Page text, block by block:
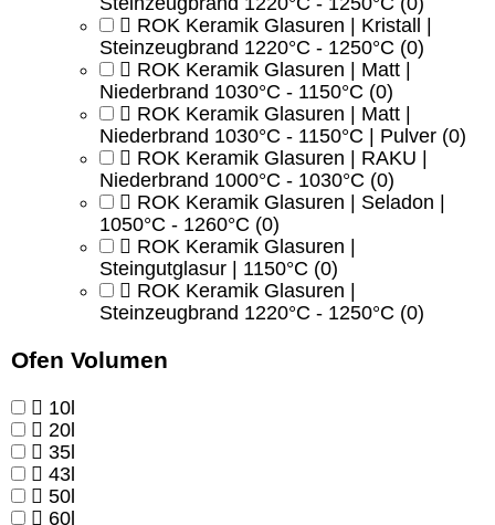
ROK Keramik Glasuren | Kristall |
Steinzeugbrand 1220°C - 1250°C (0)
ROK Keramik Glasuren | Matt |
Niederbrand 1030°C - 1150°C (0)
ROK Keramik Glasuren | Matt |
Niederbrand 1030°C - 1150°C | Pulver (0)
ROK Keramik Glasuren | RAKU |
Niederbrand 1000°C - 1030°C (0)
ROK Keramik Glasuren | Seladon |
1050°C - 1260°C (0)
ROK Keramik Glasuren |
Steingutglasur | 1150°C (0)
ROK Keramik Glasuren |
Steinzeugbrand 1220°C - 1250°C (0)
Ofen Volumen
10l
20l
35l
43l
50l
60l